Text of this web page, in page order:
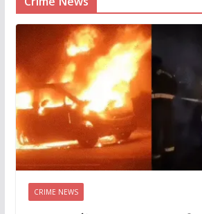
CRIME NEWS